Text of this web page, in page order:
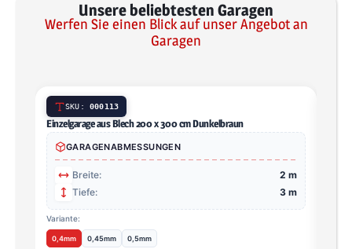
Unsere beliebtesten Garagen
Werfen Sie einen Blick auf unser Angebot an
Garagen
SKU: 000113
Einzelgarage aus Blech 200 x 300 cm Dunkelbraun
GARAGENABMESSUNGEN
Breite:
2 m
Tiefe:
3 m
Variante:
0,4mm 0,45mm 0,5mm